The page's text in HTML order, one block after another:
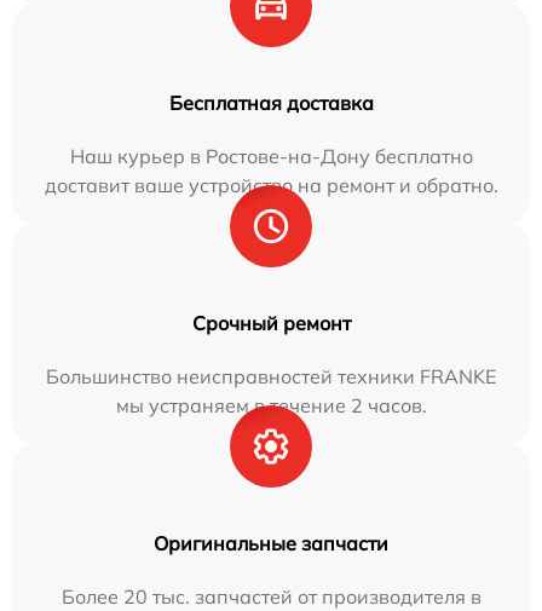
Бесплатная доставка
Наш курьер в Ростове-на-Дону бесплатно
доставит ваше устройство на ремонт и обратно.
Срочный ремонт
Большинство неисправностей техники FRANKE
мы устраняем в течение 2 часов.
Оригинальные запчасти
Более 20 тыс. запчастей от производителя в